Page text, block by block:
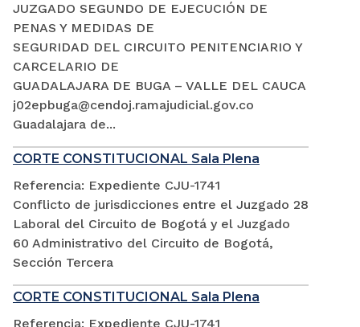
JUZGADO SEGUNDO DE EJECUCIÓN DE
PENAS Y MEDIDAS DE
SEGURIDAD DEL CIRCUITO PENITENCIARIO Y
CARCELARIO DE
GUADALAJARA DE BUGA – VALLE DEL CAUCA
j02epbuga@cendoj.ramajudicial.gov.co
Guadalajara de...
CORTE CONSTITUCIONAL Sala Plena
Referencia: Expediente CJU-1741
Conflicto de jurisdicciones entre el Juzgado 28
Laboral del Circuito de Bogotá y el Juzgado
60 Administrativo del Circuito de Bogotá,
Sección Tercera
CORTE CONSTITUCIONAL Sala Plena
Referencia: Expediente CJU-1741